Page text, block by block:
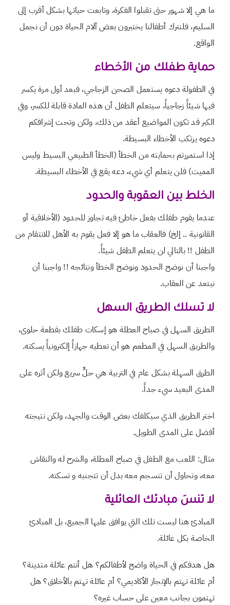
ما هي إلا شهور حتى تقبلوا الفكرة، وتابعت حياتها بشكل أقرب إلى
السليم، فلنترك أطفالنا يختبرون بعض آلام الحياة دون أن نجمل
الواقع.
حماية طفلك من الأخطاء
في الطفولة دعوه يستعمل الصحن الزجاجي، فبعد أول مرة يكسر
فيها شيئاً زجاجياً، سيتعلم الطفل أن هذه المادة قابلة للكسر، وفي
الكبر قد تكون المواضيع أعقد من ذلك، ولكن وتحت إشرافكم
دعوه يرتكب الأخطاء البسيطة.
إذا استمررتم بحمايته من الخطأ (الخطأ الطبيعي البسيط وليس
المميت) فلن يتعلم أي شيء، دعه يقع في الأخطاء البسيطة.
الخلط بين العقوبة والحدود
عندما يقوم طفلك بفعل خاطئ فيه تجاوز للحدود (الأخلاقية أو
القانونية .. إلخ) فالعقاب ما هو إلا فعل يقوم به الأهل للانتقام من
الطفل !! بالتالي لن يتعلم الطفل شيئاً.
واجبنا أن نوضح الحدود ونوضح الخطأ ونتائجه !! واجبنا أن
نبتعد عن العقاب.
لا تسلك الطريق السهل
الطريق السهل في صباح العطلة هو إسكات طفلك بقطعة حلوى،
والطريق السهل في المطعم هو أن تعطيه جهازاً إلكترونياً يسكته.
الطرق السهلة بشكل عام في التربية هي حلٌّ سريع ولكن أثره على
المدى البعيد سيء جداً.
اختر الطريق الذي سيكلفك بعض الوقت والجهد، ولكن نتيجته
أفضل على المدى الطويل.
مثال: اللعب مع الطفل في صباح العطلة، والشرح له والنقاش
معه، وتحاول أن تنسجم معه بدل أن تتجنبه و تسكته.
لا تنسَ مبادئك العائلية
المبادئ هنا ليست تلك التي يوافق عليها الجميع، بل المبادئ
الخاصة بكل عائلة.
هل هدفكم في الحياة واضح لأطفالكم؟ هل أنتم عائلة متدينة؟
أم عائلة تهتم بالإنجاز الأكاديمي؟ أم عائلة تهتم بالأخلاق؟ هل
تهتمون بجانب معين على حساب غيره؟